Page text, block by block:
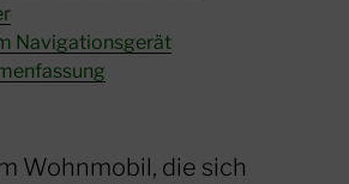
Navigationsgerät
Wohnmobil, die sich